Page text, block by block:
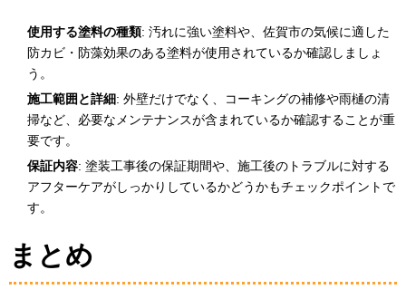
使用する塗料の種類: 汚れに強い塗料や、佐賀市の気候に適した
防カビ・防藻効果のある塗料が使用されているか確認しましょ
う。
施工範囲と詳細: 外壁だけでなく、コーキングの補修や雨樋の清
掃など、必要なメンテナンスが含まれているか確認することが重
要です。
保証内容: 塗装工事後の保証期間や、施工後のトラブルに対する
アフターケアがしっかりしているかどうかもチェックポイントで
す。
まとめ